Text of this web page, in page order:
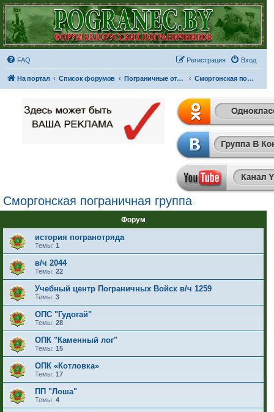
FAQ Вход
Регистрация
На портал Список форумов Пограничные отряды и части Сморгонская пограничная группа
Сморгонская пограничная группа
Форум
история погранотряда
Темы: 1
в/ч 2044
Темы: 22
Учебный центр Пограничных Войск в/ч 1259
Темы: 3
ОПС "Гудогай"
Темы: 28
ОПК "Каменный лог"
Темы: 15
ОПК «Котловка»
Темы: 17
ПП "Лоша"
Темы: 4